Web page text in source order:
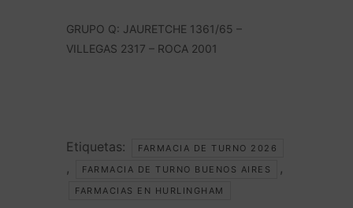
GRUPO Q: JAURETCHE 1361/65 –
VILLEGAS 2317 – ROCA 2001
Etiquetas: FARMACIA DE TURNO 2026
, FARMACIA DE TURNO BUENOS AIRES ,
FARMACIAS EN HURLINGHAM